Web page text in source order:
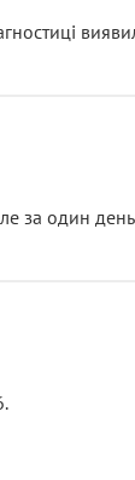
один